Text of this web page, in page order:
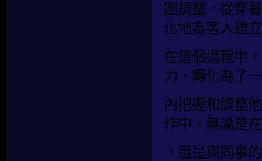
圍調整，從穿
化地為客人建
在這個過程中
力，轉化為了
內把握和調整
作中，無論是
，還是與同事